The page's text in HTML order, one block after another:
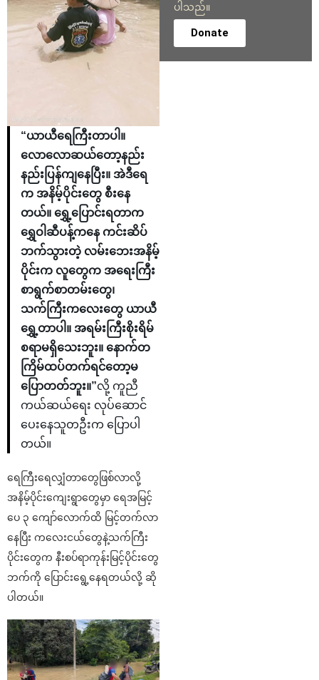
“ယာယီရေကြီးတာပါ။
လောလောဆယ်တော့နည်း
နည်းပြန်ကျနေပြီး။ အဲဒီရေ
က အနိမ့်ပိုင်းတွေ စီးနေ
တယ်။ ရွှေ့ပြောင်းရတာက
ရွှေဝါဆီပန့်ကနေ ကင်းဆိပ်
ဘက်သွားတဲ့ လမ်းဘေးအနိမ့်
ပိုင်းက လူတွေက အရေးကြီး
စာရွက်စာတမ်းတွေ၊
သက်ကြီးကလေးတွေ ယာယီ
ရွှေ့တာပါ။ အရမ်းကြီးစိုးရိမ်
စရာမရှိသေးဘူး။ နောက်တ
ကြိမ်ထပ်တက်ရင်တော့မ
ပြောတတ်ဘူး။”လို့ ကူညီ
ကယ်ဆယ်ရေး လုပ်ဆောင်
ပေးနေသူတဦးက ပြောပါ
တယ်။
ရေကြီးရေလျှံတာတွေဖြစ်လာလို့
အနိမ့်ပိုင်းကျေးရွာတွေမှာ ရေအမြင့်
ပေ ၃ ကျော်လောက်ထိ မြင့်တက်လာ
နေပြီး ကလေးငယ်တွေနဲ့သက်ကြီး
ပိုင်းတွေက နီးစပ်ရာကုန်းမြင့်ပိုင်းတွေ
ဘက်ကို ပြောင်းရွေ့နေရတယ်လို့ ဆို
ပါတယ်။
ပါသည်။
Donate